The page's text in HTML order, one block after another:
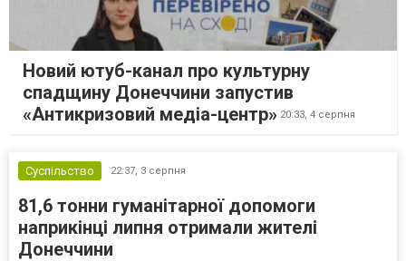
Новий ютуб-канал про культурну
спадщину Донеччини запустив
«Антикризовий медіа-центр» 20:33, 4 серпня
Суспільство 22:37, 3 серпня
81,6 тонни гуманітарної допомоги
наприкінці липня отримали жителі
Донеччини